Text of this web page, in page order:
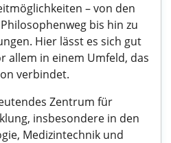
– von den
bis hin zu
Hier lässt es sich gut
allem in einem Umfeld, das
verbindet.
Zentrum für
insbesondere in den
Medizintechnik und